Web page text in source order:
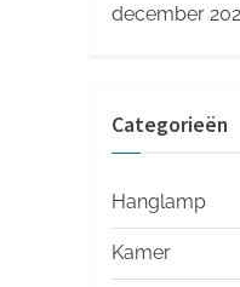
december
Categorieën
Hanglamp
Kamer